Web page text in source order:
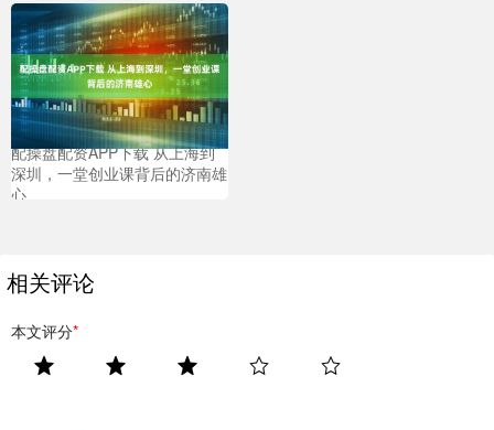
配操盘配资APP下载 从上海到
深圳，一堂创业课背后的济南雄
心
相关评论
本文评分*